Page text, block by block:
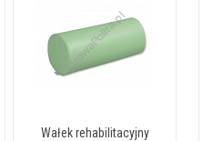
Wałek rehabilitacyjny